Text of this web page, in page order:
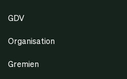
GDV
Organisation
Gremien